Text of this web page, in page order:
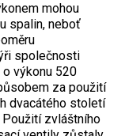
mohou
spalin, neboť
společnosti
výkonu 520
za použití
dvacátého století
zvláštního